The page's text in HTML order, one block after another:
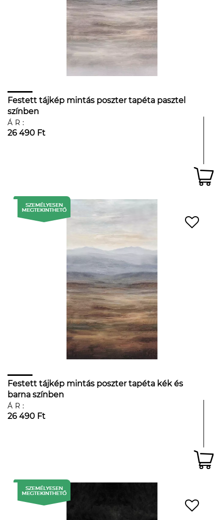
Festett tájkép mintás poszter tapéta pasztel
színben
ÁR:
26 490 Ft
Festett tájkép mintás poszter tapéta kék és
barna színben
ÁR:
26 490 Ft